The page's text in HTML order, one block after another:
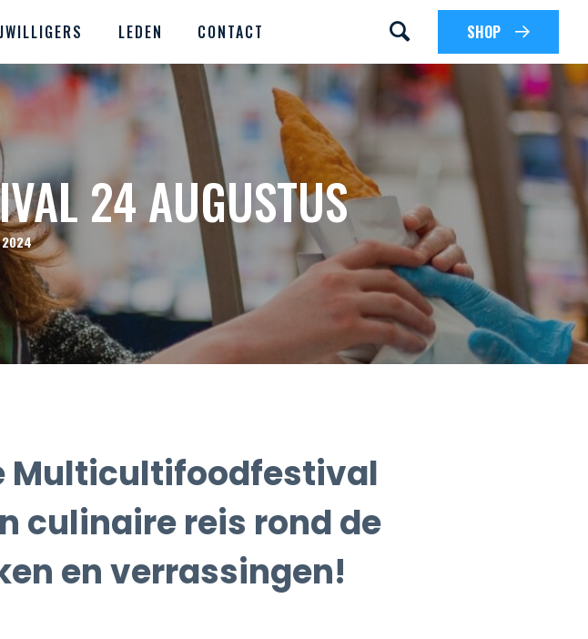
LEDEN CONTACT SHOP
24 AUGUSTUS
2024
Multicultifoodfestival
culinaire reis rond de
en verrassingen!